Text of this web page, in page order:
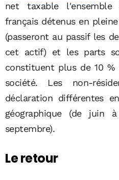
net taxable
français détenus en
(passeront au passif les
cet actif) et les parts
constituent plus de 10
société. Les non-
déclaration différentes
géographique (de juin
septembre).
Le retour